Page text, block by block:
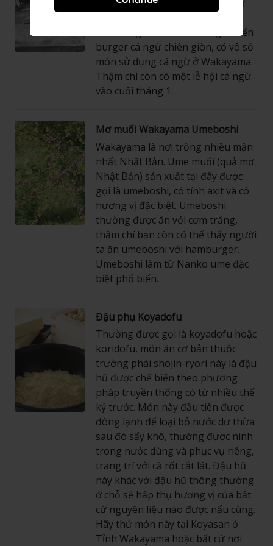
không bao giờ đông" hơn bất cứ
cơm cá ngừ sashimi tươi ngon đến
burger cá ngừ chiên giòn, có vô số
món sử dụng cá ngừ ở Wakayama.
Thậm chí còn có một lễ hội cá ngừ
vào cuối tháng 1.
Mơ muối Wakayama Umeboshi
Wakayama là nơi trồng nhiều mận
nhất Nhật Bản. Ume muối (quả mơ
Nhật Bản) sản xuất tại đây được
gọi là umeboshi, có tính axit và có
hương vị đặc biệt. Umeboshi
thường được ăn với cơm trắng,
thậm chí bạn còn có thể thấy người
ta ăn umeboshi với hamburger.
Umeboshi làm từ Nanko ume đặc
biệt phổ biến.
Đậu phụ Koyadofu
Thường được gọi là koyadofu hoặc
koridofu, món ăn cơ bản thuộc
trường phái shojin-ryori này là đậu
hũ được chế biến theo phương
pháp truyền thống có từ nhiều thế
kỷ trước. Món này đầu tiên được
đông lạnh để loại bỏ nước dư thừa
sau đó sấy khô, thường được ninh
trong nước dùng và phục vụ riêng,
trang trí với cà rốt cắt lát. Đậu hũ
này khác với đậu hũ thông thường
ở chỗ sẽ hấp thụ hương vị của bất
cứ nguyên liệu nào được nấu cùng.
Hãy thử món này tại Koyasan ở
Tỉnh Wakayama hoặc bất cứ nơi